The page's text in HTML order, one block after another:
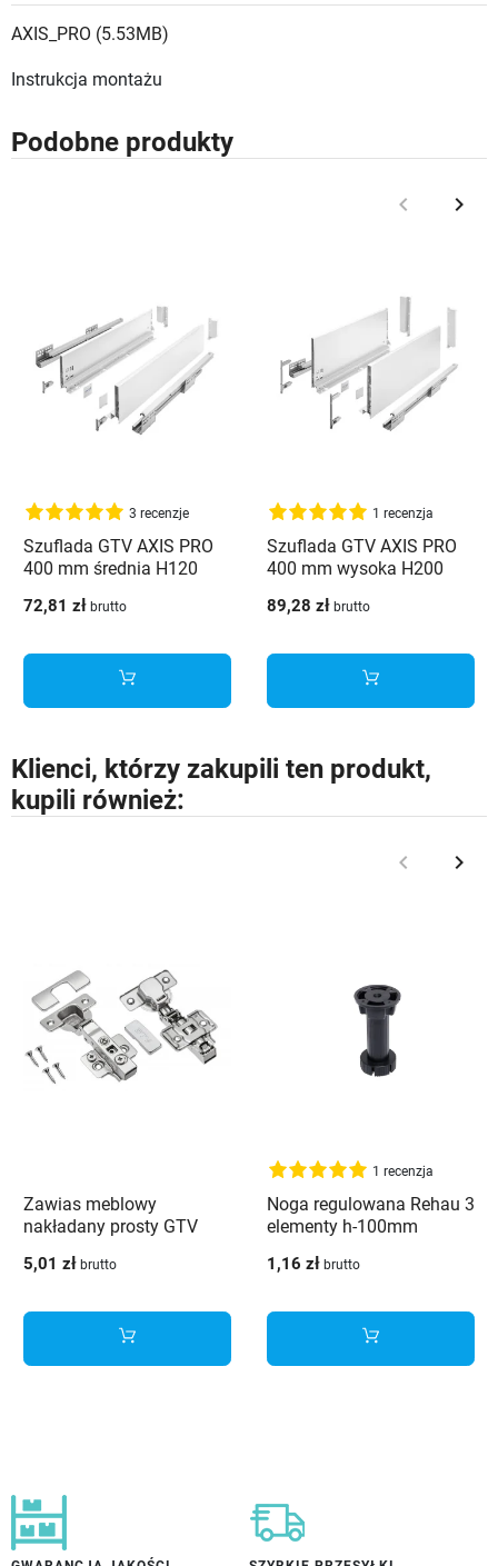
AXIS_PRO (5.53MB)
Instrukcja montażu
Podobne produkty
Poprzedni
keyboard_arrow_left keyboard_arrow_right
3 recenzje
Szuflada GTV AXIS PRO
400 mm średnia H120
KPL400B1
72,81 zł brutto
1 recenzja
Szuflada GTV AXIS PRO
400 mm wysoka H200
KPL400D1
89,28 zł brutto
Klienci, którzy zakupili ten produkt,
kupili również:
Poprzedni
keyboard_arrow_left keyboard_arrow_right
Zawias meblowy
nakładany prosty GTV
regulacja mimośrodowa
5,01 zł brutto
1 recenzja
Noga regulowana Rehau 3
elementy h-100mm
1,16 zł brutto